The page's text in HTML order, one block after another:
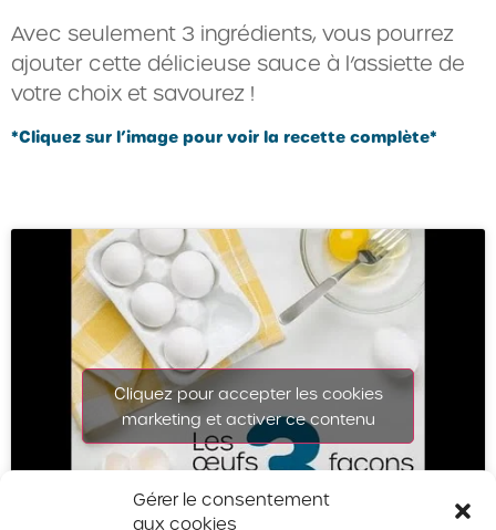
Gérer le consentement
aux cookies
Avec seulement 3 ingrédients, vous pourrez
ajouter cette délicieuse sauce à l’assiette de
votre choix et savourez !
*Cliquez sur l’image pour voir la recette complète*
Cliquez pour accepter les cookies
marketing et activer ce contenu